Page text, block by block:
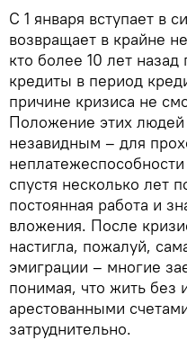
С 1 января вступает в
возвращает в крайне
кто более 10 лет
кредиты в период
причине кризиса не
Положение этих
незавидным – для
спустя несколько лет
постоянная работа и
вложения. После
настигла, пожалуй,
эмиграции – многие
понимая, что жить без
арестованными
затруднительно.